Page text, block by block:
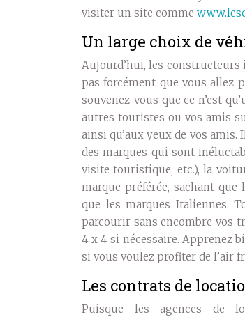
visiter un site comme
Un large choix de
Aujourd’hui, les constructeurs
pas forcément que vous allez
souvenez-vous que ce n’est
autres touristes ou vos amis
ainsi qu’aux yeux de vos
des marques qui sont
visite touristique, etc.), la
marque préférée, sachant
que les marques Italiennes.
parcourir sans encombre vos
4 x 4 si nécessaire. Apprenez
si vous voulez profiter de l’air
Les contrats de
Puisque les agences de